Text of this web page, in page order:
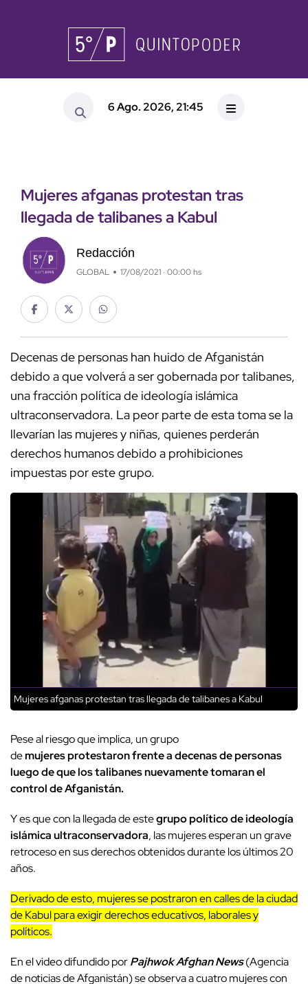
6 Ago. 2026, 21:45
Mujeres afganas protestan tras
llegada de talibanes a Kabul
Redacción
GLOBAL 17/08/2021 · 00:00 hs
Decenas de personas han huido de Afganistán
debido a que volverá a ser gobernada por talibanes,
una fracción política de ideología islámica
ultraconservadora. La peor parte de esta toma se la
llevarían las mujeres y niñas, quienes perderán
derechos humanos debido a prohibiciones
impuestas por este grupo.
Mujeres afganas protestan tras llegada de talibanes a Kabul
Pese al riesgo que implica, un grupo
demujeres protestaron frente a decenas de personas
luego de que los talibanes nuevamente tomaran el
control de Afganistán.
Y es que con la llegada de estegrupo político de ideología
islámica ultraconservadora, las mujeres esperan un grave
retroceso en sus derechos obtenidos durante los últimos 20
años.
Derivado de esto, mujeres se postraron en calles de la ciudad
de Kabul para exigir derechos educativos, laborales y
políticos.
En el video difundido porPajhwok Afghan News(Agencia
de noticias de Afganistán) se observa a cuatro mujeres con